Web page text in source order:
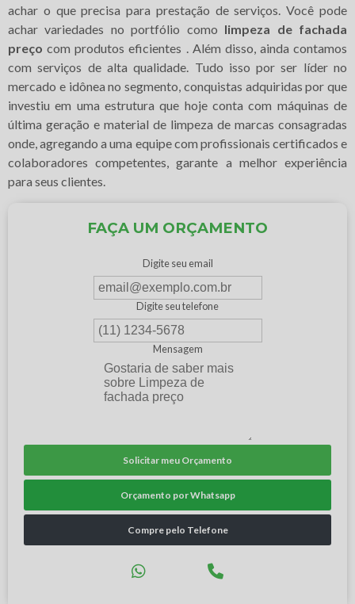
achar o que precisa para prestação de serviços. Você pode
achar variedades no portfólio como limpeza de fachada
preço com produtos eficientes . Além disso, ainda contamos
com serviços de alta qualidade. Tudo isso por ser líder no
mercado e idônea no segmento, conquistas adquiridas por que
investiu em uma estrutura que hoje conta com máquinas de
última geração e material de limpeza de marcas consagradas
onde, agregando a uma equipe com profissionais certificados e
colaboradores competentes, garante a melhor experiência
para seus clientes.
FAÇA UM ORÇAMENTO
Digite seu email
Digite seu telefone
Mensagem
Solicitar meu Orçamento
Orçamento por Whatsapp
Compre pelo Telefone